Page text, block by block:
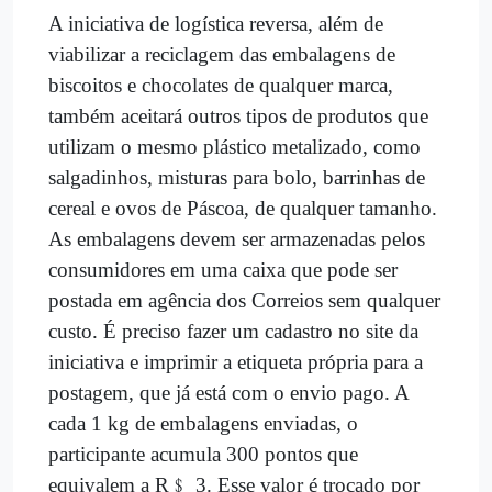
A iniciativa de logística reversa, além de
viabilizar a reciclagem das embalagens de
biscoitos e chocolates de qualquer marca,
também aceitará outros tipos de produtos que
utilizam o mesmo plástico metalizado, como
salgadinhos, misturas para bolo, barrinhas de
cereal e ovos de Páscoa, de qualquer tamanho.
As embalagens devem ser armazenadas pelos
consumidores em uma caixa que pode ser
postada em agência dos Correios sem qualquer
custo. É preciso fazer um cadastro no site da
iniciativa e imprimir a etiqueta própria para a
postagem, que já está com o envio pago. A
cada 1 kg de embalagens enviadas, o
participante acumula 300 pontos que
equivalem a R﹩ 3. Esse valor é trocado por